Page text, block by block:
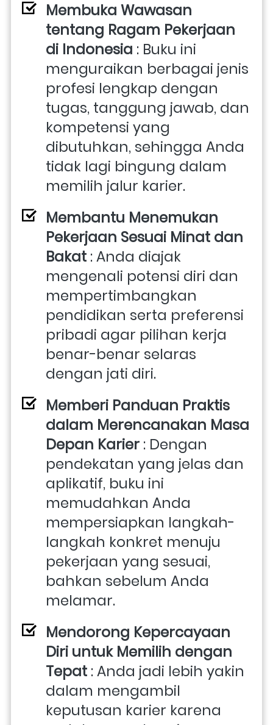
Membuka Wawasan
tentang Ragam Pekerjaan
di Indonesia : Buku ini
menguraikan berbagai jenis
profesi lengkap dengan
tugas, tanggung jawab, dan
kompetensi yang
dibutuhkan, sehingga Anda
tidak lagi bingung dalam
memilih jalur karier.
Membantu Menemukan
Pekerjaan Sesuai Minat dan
Bakat : Anda diajak
mengenali potensi diri dan
mempertimbangkan
pendidikan serta preferensi
pribadi agar pilihan kerja
benar-benar selaras
dengan jati diri.
Memberi Panduan Praktis
dalam Merencanakan Masa
Depan Karier : Dengan
pendekatan yang jelas dan
aplikatif, buku ini
memudahkan Anda
mempersiapkan langkah-
langkah konkret menuju
pekerjaan yang sesuai,
bahkan sebelum Anda
melamar.
Mendorong Kepercayaan
Diri untuk Memilih dengan
Tepat : Anda jadi lebih yakin
dalam mengambil
keputusan karier karena